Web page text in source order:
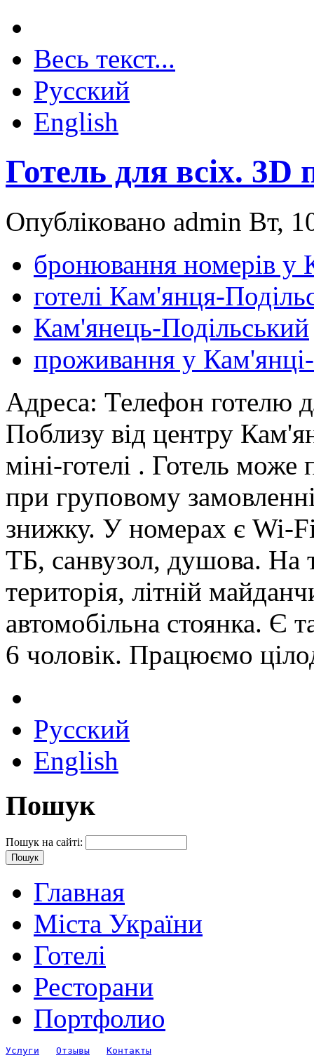
Весь текст...
Русский
English
Готель для всіх. 3D
Опубліковано admin Вт,
бронювання номерів у
готелі Кам'янця-
Кам'янець-Подільський
проживання у
Адреса: Телефон готелю
Поблизу від центру
міні-готелі . Готель
при груповому
знижку. У номерах є Wi-
ТБ, санвузол, душова. На
територія, літній
автомобільна стоянка. Є
6 чоловік. Працюємо
Русский
English
Пошук
Пошук на сайті:
Главная
Міста України
Готелі
Ресторани
Портфолио
Услуги Отзывы Контакты